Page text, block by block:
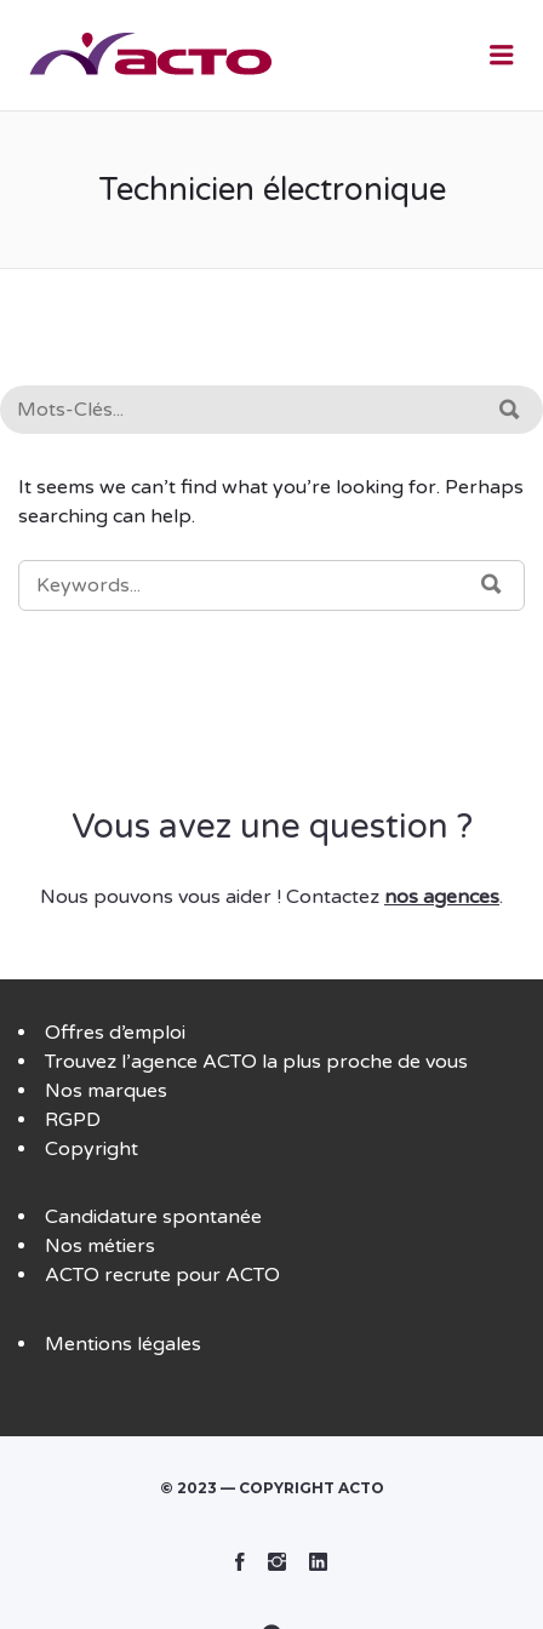
Technicien électronique
RECHERCHE:
It seems we can’t find what you’re looking for. Perhaps
searching can help.
SEARCH
FOR:
Vous avez une question ?
Nous pouvons vous aider ! Contactez nos agences.
Offres d’emploi
Trouvez l’agence ACTO la plus proche de vous
Nos marques
RGPD
Copyright
Candidature spontanée
Nos métiers
ACTO recrute pour ACTO
Mentions légales
© 2023 — COPYRIGHT ACTO
Facebook
Instagram
Linked